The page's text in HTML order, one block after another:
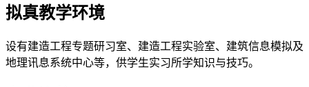
拟真教学环境
设有建造工程专题研习室、建造工程实验室、建筑信息模拟及
地理讯息系统中心等，供学生实习所学知识与技巧。